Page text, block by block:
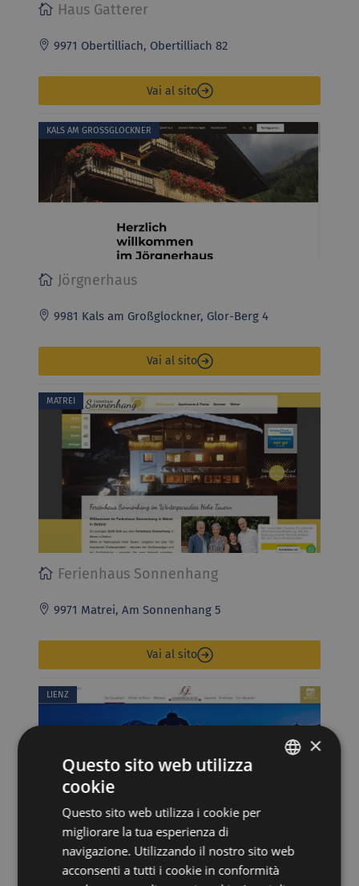
Haus Gatterer
9971 Obertilliach, Obertilliach 82
Vai al sito
KALS AM GROSSGLOCKNER
Jörgnerhaus
9981 Kals am Großglockner, Glor-Berg 4
Vai al sito
MATREI
Ferienhaus Sonnenhang
9971 Matrei, Am Sonnenhang 5
Vai al sito
LIENZ
Grandhotel Lienz *****
×
Questo sito web utilizza
cookie
Questo sito web utilizza i cookie per
migliorare la tua esperienza di
navigazione. Utilizzando il nostro sito web
acconsenti a tutti i cookie in conformità